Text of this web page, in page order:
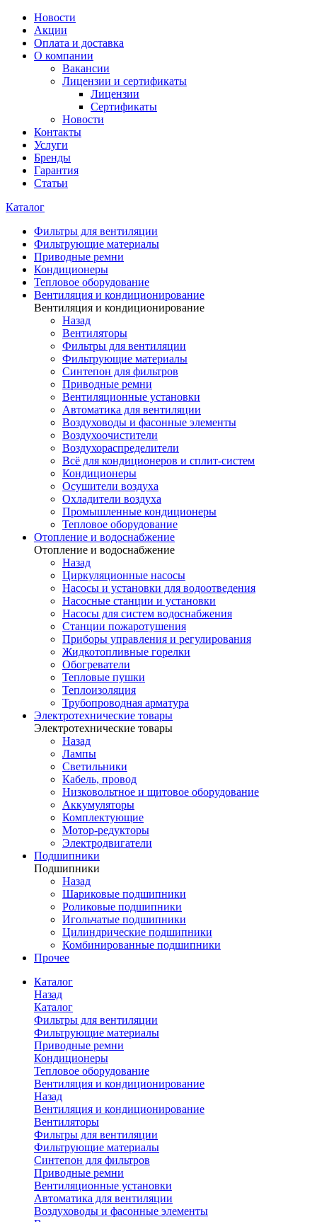
Новости
Акции
Оплата и доставка
О компании
Вакансии
Лицензии и сертификаты
Лицензии
Сертификаты
Новости
Контакты
Услуги
Бренды
Гарантия
Статьи
Каталог
Фильтры для вентиляции
Фильтрующие материалы
Приводные ремни
Кондиционеры
Тепловое оборудование
Вентиляция и кондиционирование
Вентиляция и кондиционирование
Назад
Вентиляторы
Фильтры для вентиляции
Фильтрующие материалы
Синтепон для фильтров
Приводные ремни
Вентиляционные установки
Автоматика для вентиляции
Воздуховоды и фасонные элементы
Воздухоочистители
Воздухораспределители
Всё для кондиционеров и сплит-систем
Кондиционеры
Осушители воздуха
Охладители воздуха
Промышленные кондиционеры
Тепловое оборудование
Отопление и водоснабжение
Отопление и водоснабжение
Назад
Циркуляционные насосы
Насосы и установки для водоотведения
Насосные станции и установки
Насосы для систем водоснабжения
Станции пожаротушения
Приборы управления и регулирования
Жидкотопливные горелки
Обогреватели
Тепловые пушки
Теплоизоляция
Трубопроводная арматура
Электротехнические товары
Электротехнические товары
Назад
Лампы
Светильники
Кабель, провод
Низковольтное и щитовое оборудование
Аккумуляторы
Комплектующие
Мотор-редукторы
Электродвигатели
Подшипники
Подшипники
Назад
Шариковые подшипники
Роликовые подшипники
Игольчатые подшипники
Цилиндрические подшипники
Комбинированные подшипники
Прочее
Каталог
Назад
Каталог
Фильтры для вентиляции
Фильтрующие материалы
Приводные ремни
Кондиционеры
Тепловое оборудование
Вентиляция и кондиционирование
Назад
Вентиляция и кондиционирование
Вентиляторы
Фильтры для вентиляции
Фильтрующие материалы
Синтепон для фильтров
Приводные ремни
Вентиляционные установки
Автоматика для вентиляции
Воздуховоды и фасонные элементы